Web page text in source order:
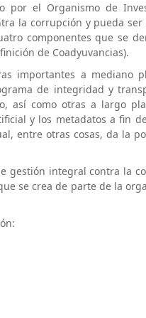
por el Organismo de
la corrupción y pueda
componentes que se
de Coadyuvancias).
importantes a mediano
de integridad y
así como otras a largo
y los metadatos a fin
entre otras cosas, da la
gestión integral contra la
se crea de parte de la